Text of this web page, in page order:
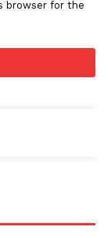
browser for the